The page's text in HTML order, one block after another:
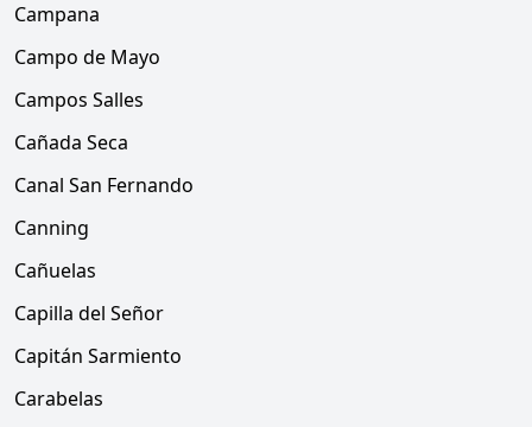
Campana
Campo de Mayo
Campos Salles
Cañada Seca
Canal San Fernando
Canning
Cañuelas
Capilla del Señor
Capitán Sarmiento
Carabelas